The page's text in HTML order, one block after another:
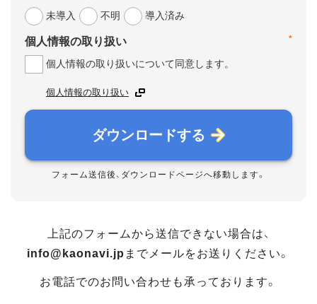
未導入
不明 導入済み
*
個人情報の取り扱い
個人情報の取り扱いについて同意します。
個人情報の取り扱い
ダウンロードする
フォーム送信後、ダウンロードページへ移動します。
上記のフォームから送信できない場合は、
info@kaonavi.jp までメールをお送りください。
お電話でのお問い合わせも承っております。